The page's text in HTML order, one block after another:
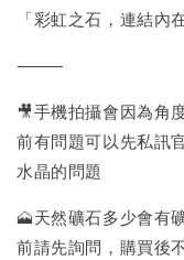
「彩虹之石，連結內
⸻
🎥手機拍攝會因為角
前有問題可以先私訊
水晶的問題
🗻天然礦石多少會有
前請先詢問，購買後